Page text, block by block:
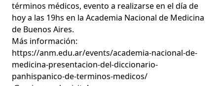
términos médicos, evento a realizarse en el día de
hoy a las 19hs en la Academia Nacional de Medicina
de Buenos Aires.
Más información:
https://anm.edu.ar/events/academia-nacional-de-
medicina-presentacion-del-diccionario-
panhispanico-de-terminos-medicos/